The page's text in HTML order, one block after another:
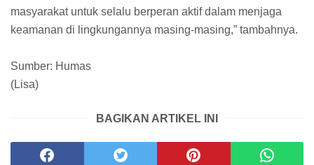
masyarakat untuk selalu berperan aktif dalam menjaga
keamanan di lingkungannya masing-masing,” tambahnya.
Sumber: Humas
(Lisa)
BAGIKAN ARTIKEL INI